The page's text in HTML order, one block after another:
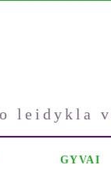
leidykla
GYVAI